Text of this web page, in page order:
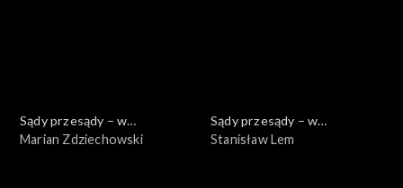
Sądy przesądy – w
powiększeniu
Marian Zdziechowski
Sądy przesądy – w
powiększeniu
Stanisław Lem